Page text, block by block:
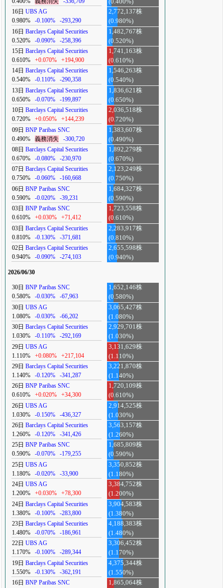
(0.400%)
16日 UBS AG
0.980%
-0.100% -293,290
2,772,137株
(0.980%)
16日 Barclays Capital Securities
0.520%
-0.090% -258,396
1,482,767株
(0.520%)
15日 Barclays Capital Securities
0.610%
+0.070% +194,900
1,741,163株
(0.610%)
14日 Barclays Capital Securities
0.540%
-0.110% -290,358
1,546,263株
(0.540%)
13日 Barclays Capital Securities
0.650%
-0.070% -199,897
1,836,621株
(0.650%)
10日 Barclays Capital Securities
0.720%
+0.050% +144,239
2,036,518株
(0.720%)
09日 BNP Paribas SNC
0.490%
義務消失 -300,720
1,383,607株
(0.490%)
08日 Barclays Capital Securities
0.670%
-0.080% -230,970
1,892,279株
(0.670%)
07日 Barclays Capital Securities
0.750%
-0.060% -160,668
2,123,249株
(0.750%)
06日 BNP Paribas SNC
0.590%
-0.020% -39,231
1,684,327株
(0.590%)
03日 BNP Paribas SNC
0.610%
+0.030% +71,412
1,723,558株
(0.610%)
03日 Barclays Capital Securities
0.810%
-0.130% -371,681
2,283,917株
(0.810%)
02日 Barclays Capital Securities
0.940%
-0.090% -274,103
2,655,598株
(0.940%)
2026/06/30
30日 BNP Paribas SNC
0.580%
-0.030% -67,963
1,652,146株
(0.580%)
30日 UBS AG
1.080%
-0.030% -66,202
3,065,427株
(1.080%)
30日 Barclays Capital Securities
1.030%
-0.110% -292,169
2,929,701株
(1.030%)
29日 UBS AG
1.110%
+0.080% +217,104
3,131,629株
(1.110%)
29日 Barclays Capital Securities
1.140%
-0.120% -341,287
3,221,870株
(1.140%)
26日 BNP Paribas SNC
0.610%
+0.020% +34,300
1,720,109株
(0.610%)
26日 UBS AG
1.030%
-0.150% -436,327
2,914,525株
(1.030%)
26日 Barclays Capital Securities
1.260%
-0.120% -341,426
3,563,157株
(1.260%)
25日 BNP Paribas SNC
0.590%
-0.070% -179,255
1,685,809株
(0.590%)
25日 UBS AG
1.180%
-0.020% -33,900
3,350,852株
(1.180%)
24日 UBS AG
1.200%
+0.030% +78,300
3,384,752株
(1.200%)
24日 Barclays Capital Securities
1.380%
-0.100% -283,800
3,904,583株
(1.380%)
23日 Barclays Capital Securities
1.480%
-0.070% -186,961
4,188,383株
(1.480%)
22日 UBS AG
1.170%
-0.100% -289,344
3,306,452株
(1.170%)
19日 Barclays Capital Securities
1.550%
-0.130% -362,191
4,375,344株
(1.550%)
16日 BNP Paribas SNC 1,865,064株